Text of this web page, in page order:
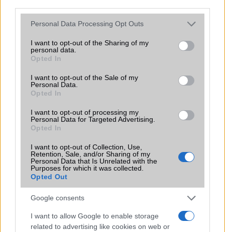
Please note that this website/app uses one or more Google
not limited to your visit or usage behaviour. You may click to
grant or deny consent to Google and its third-party tags to
use your data for below specified purposes in below Google
consent section.
Personal Data Processing Opt Outs
I want to opt-out of the Sharing of my
personal data.
Opted In
I want to opt-out of the Sale of my
Personal Data.
Opted In
I want to opt-out of processing my
Personal Data for Targeted Advertising.
Opted In
I want to opt-out of Collection, Use,
Retention, Sale, and/or Sharing of my
Personal Data that Is Unrelated with the
Purposes for which it was collected.
Opted Out
Google consents
I want to allow Google to enable storage
related to advertising like cookies on web or
iPhone 5 vs LG Nexus: a nagy megmérettetés
Előrendelhető a Google LG Nexus 4!
Itt a Google Nexus 4
Fehérben is kapható az LG Nexus 4
Kiderült! 1 millió Google Nexus 4 fogyott
Google I/O: nem lesz Android 5.0
Dubaiban a dögös fehér N4
Holnaptól kapható a hófehér LG Nexus 4
További hírek